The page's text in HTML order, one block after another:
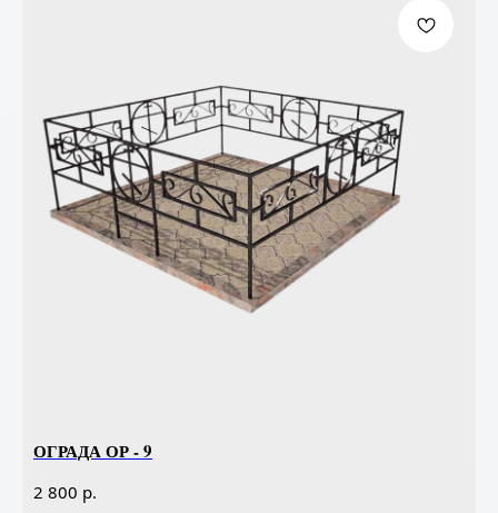
ОГРАДА ОР - 9
2 800 р.